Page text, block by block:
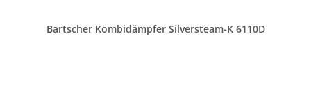
Bartscher Kombidämpfer Silversteam-K 6110D